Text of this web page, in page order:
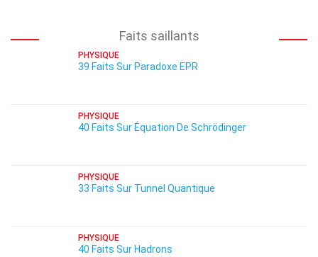
Faits saillants
PHYSIQUE
39 Faits Sur Paradoxe EPR
PHYSIQUE
40 Faits Sur Équation De Schrödinger
PHYSIQUE
33 Faits Sur Tunnel Quantique
PHYSIQUE
40 Faits Sur Hadrons